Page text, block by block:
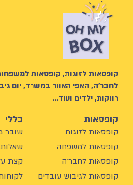
קופסאות לזוגות, קופסאות
לחבר’ה, האפי האוור במשרד, יום
רווקות, ילדים ועוד…
קופסאות
קופסאות לזוגות
קופסאות למשפחה
קופסאות לחבר'ה
קופסאות לגיבוש עובדים
כללי
שובר
קצת